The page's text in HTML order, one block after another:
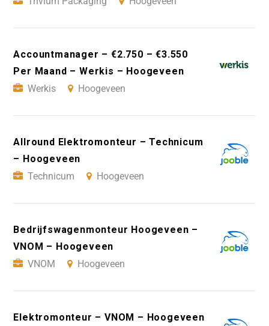
Accountmanager – €2.750 – €3.550
Per Maand – Werkis – Hoogeveen
Werkis
Hoogeveen
Allround Elektromonteur – Technicum
– Hoogeveen
Technicum
Hoogeveen
Bedrijfswagenmonteur Hoogeveen –
VNOM – Hoogeveen
VNOM
Hoogeveen
Elektromonteur – VNOM – Hoogeveen